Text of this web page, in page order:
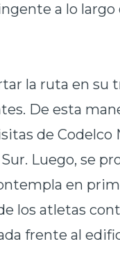
a lo
la ruta en su
De esta
de Codelco
Luego, se
en
los atletas
frente al